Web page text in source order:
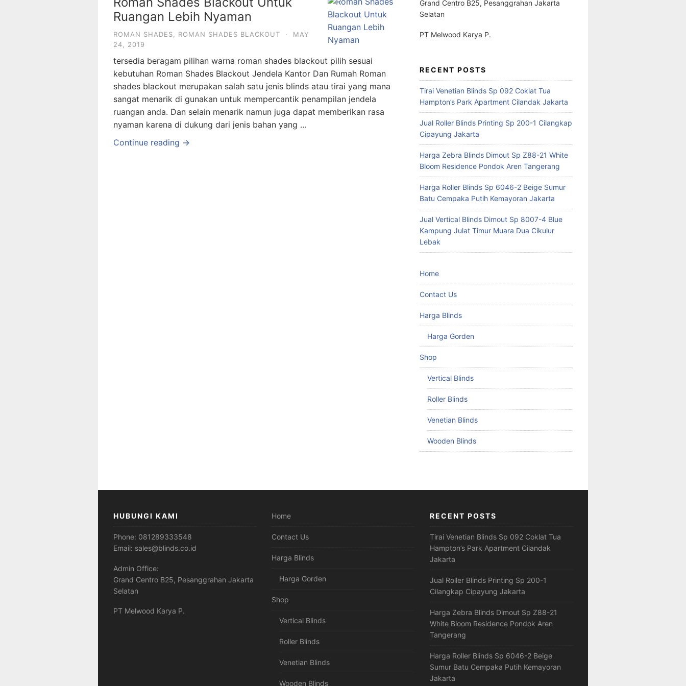
Ruangan Lebih Nyaman
ROMAN SHADES ROMAN SHADES BLACKOUT ·
MAY
24, 2019
tersedia beragam pilihan warna roman shades blackout pilih sesuai
kebutuhan Roman Shades Blackout Jendela Kantor Dan Rumah Roman
shades blackout merupakan salah satu jenis blinds atau tirai yang mana
sangat menarik di gunakan untuk mempercantik penampilan jendela
ruangan anda. Dan selain menarik namun juga dapat memberikan rasa
nyaman karena di dukung dari jenis bahan yang …
Continue reading →
Grand Centro B25, Pesanggrahan Jakarta
Selatan
PT Melwood Karya P.
RECENT POSTS
Tirai Venetian Blinds Sp 092 Coklat Tua
Hampton’s Park Apartment Cilandak Jakarta
Jual Roller Blinds Printing Sp 200-1 Cilangkap
Cipayung Jakarta
Harga Zebra Blinds Dimout Sp Z88-21 White
Bloom Residence Pondok Aren Tangerang
Harga Roller Blinds Sp 6046-2 Beige Sumur
Batu Cempaka Putih Kemayoran Jakarta
Jual Vertical Blinds Dimout Sp 8007-4 Blue
Kampung Julat Timur Muara Dua Cikulur
Lebak
Home
Contact Us
Harga Blinds
Harga Gorden
Shop
Vertical Blinds
Roller Blinds
Venetian Blinds
Wooden Blinds
HUBUNGI KAMI
Phone: 081289333548
Email: sales@blinds.co.id
Admin Office:
Grand Centro B25, Pesanggrahan Jakarta
Selatan
PT Melwood Karya P.
Home
Contact Us
Harga Blinds
Harga Gorden
Shop
Vertical Blinds
Roller Blinds
Venetian Blinds
Wooden Blinds
RECENT POSTS
Tirai Venetian Blinds Sp 092 Coklat Tua
Hampton’s Park Apartment Cilandak
Jakarta
Jual Roller Blinds Printing Sp 200-1
Cilangkap Cipayung Jakarta
Harga Zebra Blinds Dimout Sp Z88-21
White Bloom Residence Pondok Aren
Tangerang
Harga Roller Blinds Sp 6046-2 Beige
Sumur Batu Cempaka Putih Kemayoran
Jakarta